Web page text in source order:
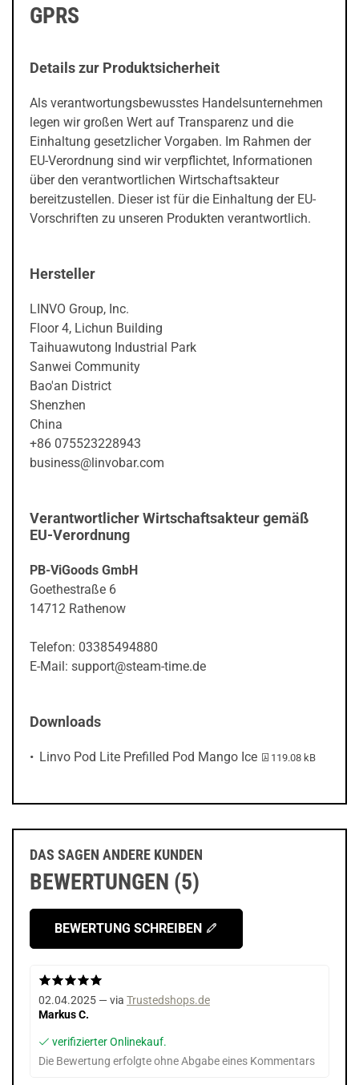
GPRS
Details zur Produktsicherheit
Als verantwortungsbewusstes Handelsunternehmen
legen wir großen Wert auf Transparenz und die
Einhaltung gesetzlicher Vorgaben. Im Rahmen der
EU-Verordnung sind wir verpflichtet, Informationen
über den verantwortlichen Wirtschaftsakteur
bereitzustellen. Dieser ist für die Einhaltung der EU-
Vorschriften zu unseren Produkten verantwortlich.
Hersteller
LINVO Group, Inc.
Floor 4, Lichun Building
Taihuawutong Industrial Park
Sanwei Community
Bao'an District
Shenzhen
China
+86 075523228943
business@linvobar.com
Verantwortlicher Wirtschaftsakteur gemäß
EU-Verordnung
PB-ViGoods GmbH
Goethestraße 6
14712 Rathenow
Telefon: 03385494880
E-Mail: support@steam-time.de
Downloads
Linvo Pod Lite Prefilled Pod Mango Ice PDF-Datei:
119.08 kB
DAS SAGEN ANDERE KUNDEN
BEWERTUNGEN (5)
BEWERTUNG SCHREIBEN
02.04.2025 — via Trustedshops.de
Markus C.
verifizierter Onlinekauf.
Die Bewertung erfolgte ohne Abgabe eines Kommentars